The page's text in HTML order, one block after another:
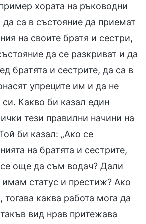
хората на ръководни
да са в състояние да приемат
на своите братя и сестри,
да се разкриват и да
братята и сестрите, да са в
упреците им и да не
си. Какво би казал един
тези правилни начини на
би казал: „Ако се
на братята и сестрите,
още да съм водач? Дали
статус и престиж? Ако
каква работа мога да
вид нрав притежава